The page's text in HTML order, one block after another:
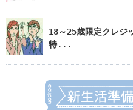
18～25歳限定クレジ
特...